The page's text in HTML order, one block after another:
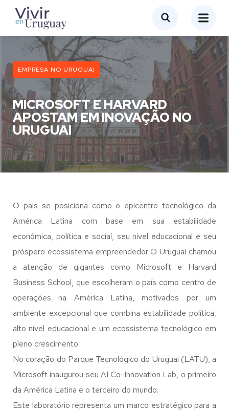
EMPRESA NO URUGUAI
MICROSOFT E HARVARD
APOSTAM EM INOVAÇÃO NO
URUGUAI
O país se posiciona como o epicentro tecnológico da
América Latina com base em sua estabilidade
econômica, política e social, seu nível educacional e seu
próspero ecossistema empreendedor O Uruguai chamou
a atenção de gigantes como Microsoft e Harvard
Business School, que escolheram o país como centro de
operações na América Latina, motivados por um
ambiente excepcional que combina estabilidade política,
alto nível educacional e um ecossistema tecnológico em
pleno crescimento.
No coração do Parque Tecnológico do Uruguai (LATU), a
Microsoft inaugurou seu AI Co-Innovation Lab, o primeiro
da América Latina e o terceiro do mundo.
Este laboratório representa um marco estratégico para a